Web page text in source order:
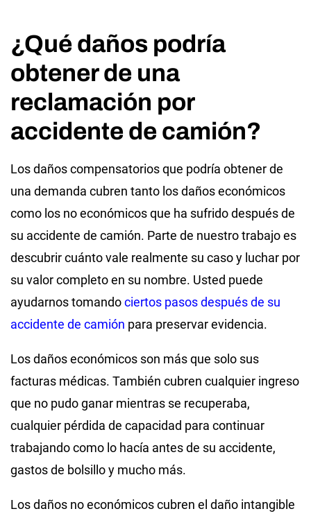
¿Qué daños podría
obtener de una
reclamación por
accidente de camión?
Los daños compensatorios que podría obtener de
una demanda cubren tanto los daños económicos
como los no económicos que ha sufrido después de
su accidente de camión. Parte de nuestro trabajo es
descubrir cuánto vale realmente su caso y luchar por
su valor completo en su nombre. Usted puede
ayudarnos tomandociertos pasos después de su
accidente de camión para preservar evidencia.
Los daños económicos son más que solo sus
facturas médicas. También cubren cualquier ingreso
que no pudo ganar mientras se recuperaba,
cualquier pérdida de capacidad para continuar
trabajando como lo hacía antes de su accidente,
gastos de bolsillo y mucho más.
Los daños no económicos cubren el daño intangible